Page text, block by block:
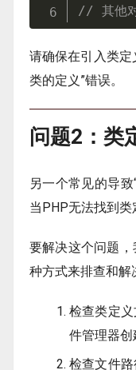
// 其他
请确保在引入类
类的定义”错误。
问题2：类
另一个常见的导
当PHP无法找到类
要解决这个问题
种方式来排查和解
检查类定
件管理器创
检查文件